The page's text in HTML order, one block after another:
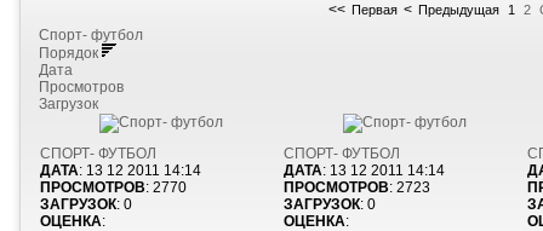
<< Первая < Предыдущая 1 2
Спорт- футбол
Порядок
Дата
Просмотров
Загрузок
СПОРТ- ФУТБОЛ
ДАТА: 13 12 2011 14:14
ПРОСМОТРОВ: 2770
ЗАГРУЗОК: 0
ОЦЕНКА:
СПОРТ- ФУТБОЛ
ДАТА: 13 12 2011 14:14
ПРОСМОТРОВ: 2723
ЗАГРУЗОК: 0
ОЦЕНКА: